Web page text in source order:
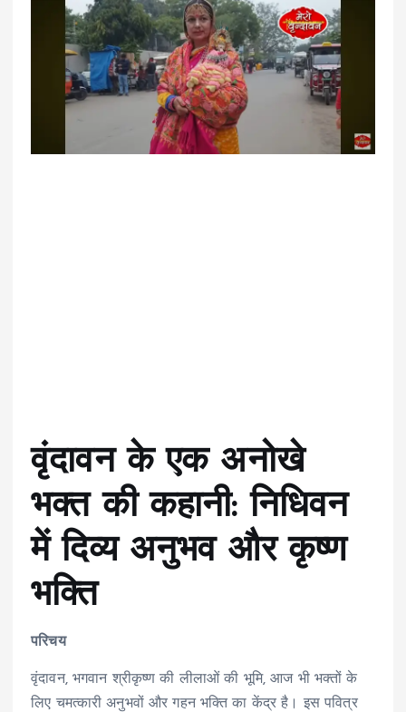
वृंदावन के एक अनोखे
भक्त की कहानी: निधिवन
में दिव्य अनुभव और कृष्ण
भक्ति
परिचय
वृंदावन, भगवान श्रीकृष्ण की लीलाओं की भूमि, आज भी भक्तों के
लिए चमत्कारी अनुभवों और गहन भक्ति का केंद्र है। इस पवित्र